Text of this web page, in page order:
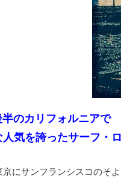
半のカリフォルニアで
気を誇ったサーフ・
にサンフランシスコのそ